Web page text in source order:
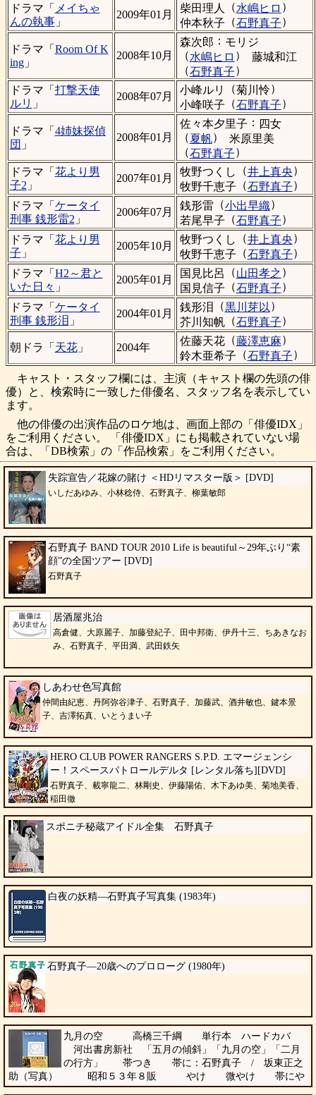
ドラマ「 メイちゃ
んの執事」
2009年01月
柴田理人 （水嶋ヒロ ）
仲本秋子 （石野真子）
ドラマ「 Room Of K
ing」
2008年10月
森次郎 ： モリジ
（水嶋ヒロ ）
藤城和江
（石野真子）
ドラマ「 打撃天使
ルリ 」
2008年07月
小峰ルリ （菊川怜）
小峰咲子 （石野真子）
ドラマ「 4姉妹探偵
団 」
2008年01月
佐々本夕里子 ： 四女
（夏帆）
米原里美
（石野真子）
ドラマ「 花より男
子2 」
2007年01月
牧野つくし （井上真央）
牧野千恵子 （石野真子）
ドラマ「 ケータイ
刑事 銭形雷2 」
2006年07月
銭形雷（小出早織）
若尾早子 （石野真子）
ドラマ「 花より男
子 」
2005年10月
牧野つくし （井上真央）
牧野千恵子 （石野真子）
ドラマ「 H2～君と
いた日々 」
2005年01月
国見比呂 （山田孝之 ）
国見信子 （石野真子）
ドラマ「 ケータイ
刑事 銭形泪 」
2004年01月
銭形泪 （黒川芽以 ）
芥川知帆 （石野真子）
朝ドラ「 天花」 2004年
佐藤天花（藤澤恵麻）
鈴木亜希子 （石野真子）
キャスト・スタッフ欄には、主演（キャスト欄の先頭の俳
優）と、検索時に一致した俳優名、スタッフ名を表示してい
ます。
他の俳優の出演作品のロケ地は、画面上部の「俳優IDX」
をご利用ください。 「俳優IDX」にも掲載されていない場
合は、「DB検索」の「作品検索」をご利用ください。
失踪宣告／花嫁の賭け ＜HDリマスター版＞ [DVD]
いしだあゆみ、小林稔侍、石野真子、柳葉敏郎
石野真子 BAND TOUR 2010 Life is beautiful～29年ぶり“素
顔”の全国ツアー [DVD]
石野真子
居酒屋兆治
高倉健、大原麗子、加藤登紀子、田中邦衛、伊丹十三、ちあきなお
み、石野真子、平田満、武田鉄矢
しあわせ色写真館
仲間由紀恵、丹阿弥谷津子、石野真子、加藤武、酒井敏也、鍵本景
子、吉澤拓真、いとうまい子
HERO CLUB POWER RANGERS S.P.D. エマージェンシ
ー！スペースパトロールデルタ [レンタル落ち][DVD]
石野真子、載寧龍二、林剛史、伊藤陽佑、木下あゆ美、菊地美香、
稲田徹
スポニチ秘蔵アイドル全集 石野真子
白夜の妖精―石野真子写真集 (1983年)
石野真子―20歳へのプロローグ (1980年)
九月の空 高橋三千綱 単行本 ハードカバ
河出書房新社 「五月の傾斜」「九月の空」「二月
の行方」 帯つき 帯に：石野真子 / 坂東正之
助（写真） 昭和５３年８販 やけ 微やけ 帯にや
け